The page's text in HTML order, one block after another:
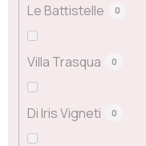
Le Battistelle 0
Villa Trasqua 0
Di Iris Vigneti 0